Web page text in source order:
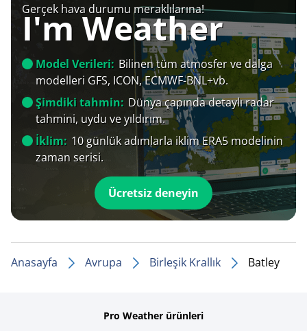
Gerçek hava durumu meraklılarına!
I'm Weather
Model Verileri: Bilinen tüm atmosfer ve dalga
modelleri GFS, ICON, ECMWF-BNL+vb.
Şimdiki tahmin: Dünya çapında detaylı radar
tahmini, uydu ve yıldırım.
İklim: 10 günlük adımlarla iklim ERA5 modelinin
zaman serisi.
Ücretsiz deneyin
Anasayfa Avrupa Birleşik Krallık Batley
Pro Weather ürünleri